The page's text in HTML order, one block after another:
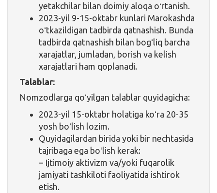
yetakchilar bilan doimiy aloqa oʻrtanish.
2023-yil 9-15-oktabr kunlari Marokashda
oʻtkazildigan tadbirda qatnashish. Bunda
tadbirda qatnashish bilan bogʻliq barcha
xarajatlar, jumladan, borish va kelish
xarajatlari ham qoplanadi.
Talablar:
Nomzodlarga qoʻyilgan talablar quyidagicha:
2023-yil 15-oktabr holatiga koʻra 20-35
yosh boʻlish lozim.
Quyidagilardan birida yoki bir nechtasida
tajribaga ega boʻlish kerak:
– Ijtimoiy aktivizm va/yoki fuqarolik
jamiyati tashkiloti faoliyatida ishtirok
etish.